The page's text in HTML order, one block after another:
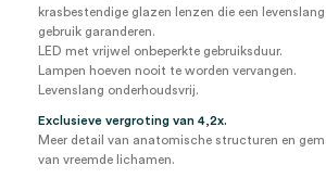
krasbestendige glazen lenzen die een
gebruik garanderen.
LED met vrijwel onbeperkte gebruiksduur.
Lampen hoeven nooit te worden vervangen.
Levenslang onderhoudsvrij.
Exclusieve vergroting van 4,2x.
Meer detail van anatomische structuren en
van vreemde lichamen.